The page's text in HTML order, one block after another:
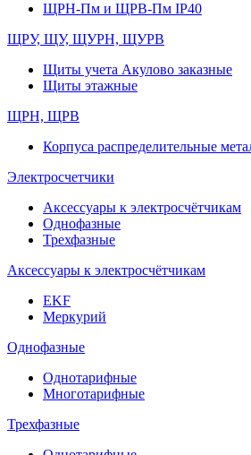
ЩРН-Пм и ЩРВ-Пм IP40
ЩРУ, ЩУ, ЩУРН, ЩУРВ
Щиты учета Акулово заказные
Щиты этажные
ЩРН, ЩРВ
Корпуса распределительные
Электросчетчики
Аксессуары к электросчётчикам
Однофазные
Трехфазные
Аксессуары к электросчётчикам
EKF
Меркурий
Однофазные
Однотарифные
Многотарифные
Трехфазные